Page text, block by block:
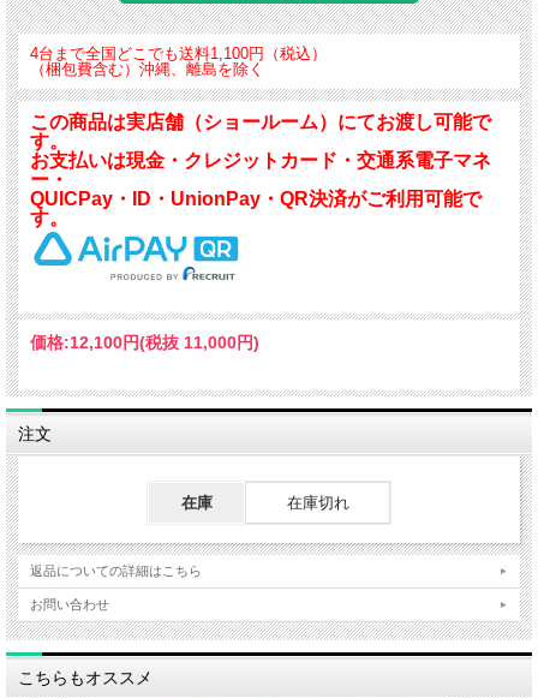
本体素材：スチール焼付塗装ツヤあり（チャコールグレー）
ミラー糸面取り加工 角丸
重さ 1.8kg
/FONT>
4台まで全国どこでも送料1,100円（税込）
（梱包費含む）沖縄、離島を除く
この商品は実店舗（ショールーム）にてお渡し可能で
す。
お支払いは現金・クレジットカード・交通系電子マネ
ー・
QUICPay・ID・UnionPay・QR決済がご利用可能で
す。
価格:12,100円(税抜 11,000円)
注文
在庫 在庫切れ
返品についての詳細はこちら
お問い合わせ
こちらもオススメ